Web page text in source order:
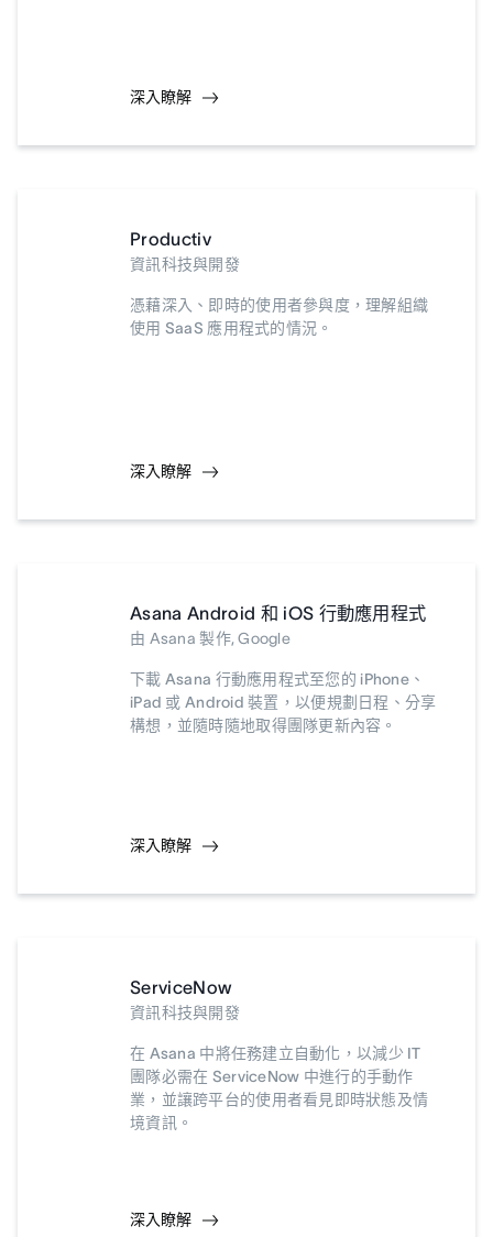
深入瞭解
Productiv
資訊科技與開發
憑藉深入、即時的使用者參與度，理解組織
使用 SaaS 應用程式的情況。
深入瞭解
Asana Android 和 iOS 行動應用程式
由 Asana 製作, Google
下載 Asana 行動應用程式至您的 iPhone、
iPad 或 Android 裝置，以便規劃日程、分享
構想，並隨時隨地取得團隊更新內容。
深入瞭解
ServiceNow
資訊科技與開發
在 Asana 中將任務建立自動化，以減少 IT
團隊必需在 ServiceNow 中進行的手動作
業，並讓跨平台的使用者看見即時狀態及情
境資訊。
深入瞭解